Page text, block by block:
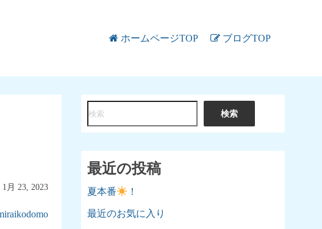
ホームページTOP ブログTOP
1月 23, 2023
検
索
検索
最近の投稿
夏本番 ！
最近のお気に入り